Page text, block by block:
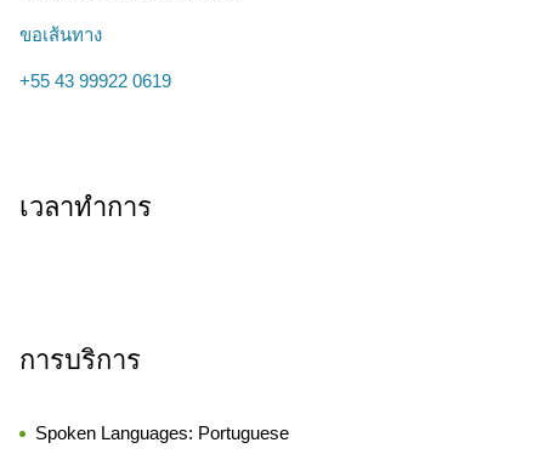
ขอเส้นทาง
+55 43 99922 0619
เวลาทำการ
การบริการ
Spoken Languages: Portuguese